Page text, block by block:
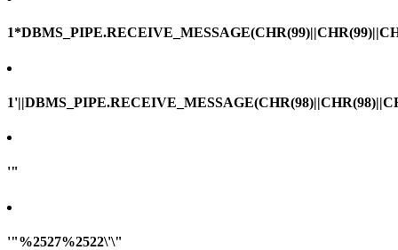
'"
'"%2527%2522\'\"